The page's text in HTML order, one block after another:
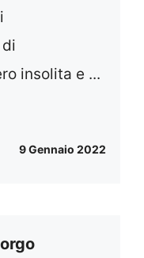
insolita e ...
9 Gennaio 2022